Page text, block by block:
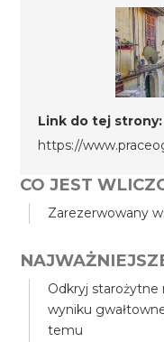
Link do tej strony:
https://
CO JEST
Zarezerwowany
Odkryj
wyniku
temu